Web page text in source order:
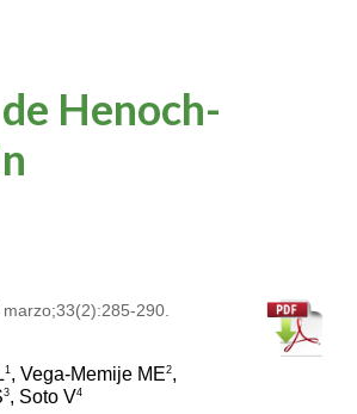
Henoch-
marzo;33(2):285-290.
1 , Vega-Memije ME2,
3, Soto V4